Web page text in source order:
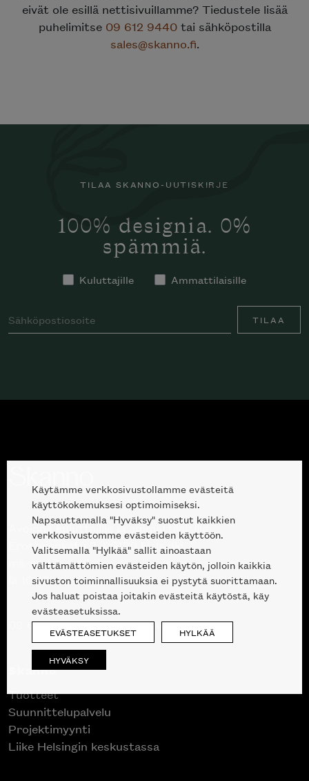
eivät ole esillä nettisivuillamme? Tiedustele lisää
puhelimitse 09 612 9440tai sähköpostilla
sales@skanno.fi.
TILAA SKANNO-UUTISKIRJE
100% designia. 0%
spämmiä.
Kuluttajille Ammattilaisille
TILAA
Avoinna kuluttajille ja ammattilaisille:
Erottajankatu 2, 00120 Helsinki
ma-pe 10 — 18
la 10-17
09 612 9440|sales@skanno.fi
Skanno
Tuotteet
Suunnittelupalvelu
Projektimyynti
Liike Helsingin keskustassa
Käytämme verkkosivustollamme evästeitä
käyttökokemuksesi optimoimiseksi.
Napsauttamalla "Hyväksy" suostut kaikkien
verkkosivustomme evästeiden käyttöön.
Valitsemalla "Hylkää" sallit ainoastaan
välttämättömien evästeiden käytön, jolloin kaikkia
sivuston toiminnallisuuksia ei pystytä suorittamaan.
Jos haluat poistaa joitakin evästeitä käytöstä, käy
evästeasetuksissa.
EVÄSTEASETUKSET HYLKÄÄ
HYVÄKSY